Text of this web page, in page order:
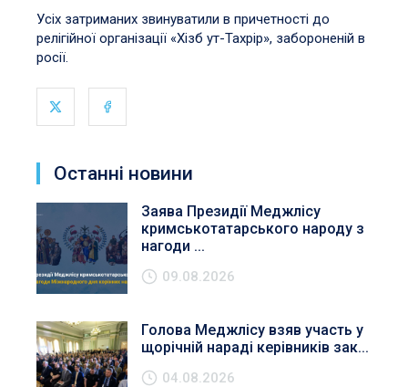
Усіх затриманих звинуватили в причетності до
релігійної організації «Хізб ут-Тахрір», забороненій в
росії.
Останні новини
Заява Президії Меджлісу
кримськотатарського народу з
нагоди ...
09.08.2026
Голова Меджлісу взяв участь у
щорічній нараді керівників зак...
04.08.2026